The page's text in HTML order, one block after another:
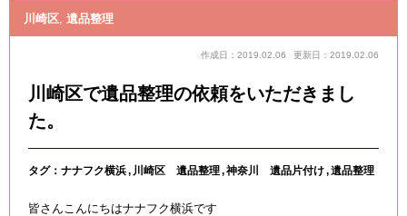
川崎区, 遺品整理
作成日：2019.02.06 更新日：2019.02.06
川崎区で遺品整理の依頼をいただきまし
た。
タグ： ナナフク横浜 川崎区 遺品整理 神奈川 遺品片付け 遺品整理
皆さんこんにちはナナフク横浜です